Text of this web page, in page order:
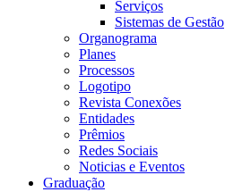
Serviços
Sistemas de Gestão
Organograma
Planes
Processos
Logotipo
Revista Conexões
Entidades
Prêmios
Redes Sociais
Noticias e Eventos
Graduação